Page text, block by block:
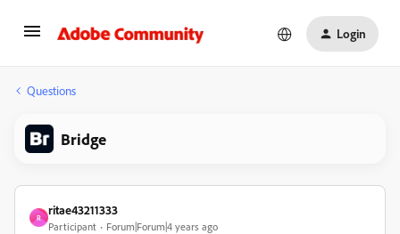
Login
Questions
Bridge
R
ritae43211333
Participant Forum|Forum|4 years ago